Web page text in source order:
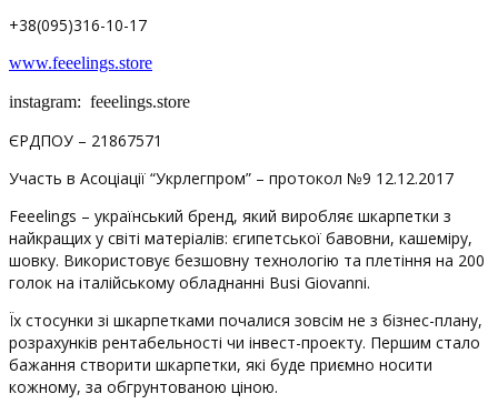
+38(095)316-10-17
www.feeelings.store
instagram: feeelings.store
ЄРДПОУ – 21867571
Участь в Асоціації “Укрлегпром” – протокол №9 12.12.2017
Feeelings – український бренд, який виробляє шкарпетки з
найкращих у світі матеріалів: єгипетської бавовни, кашеміру,
шовку. Використовує безшовну технологію та плетіння на 200
голок на італійському обладнанні Busi Giovanni.
Їх стосунки зі шкарпетками почалися зовсім не з бізнес-плану,
розрахунків рентабельності чи інвест-проекту. Першим стало
бажання створити шкарпетки, які буде приємно носити
кожному, за обгрунтованою ціною.